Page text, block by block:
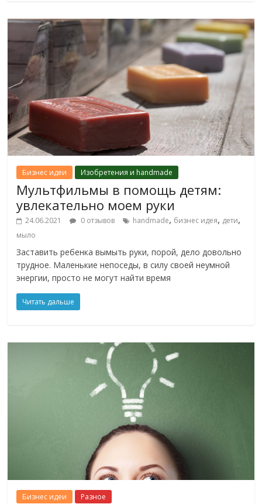
Бизнес идеи Изобретения и handmade
Мультфильмы в помощь детям:
увлекательно моем руки
24.06.2021 0 отзывов handmade, бизнес идея, дети,
мыло
Заставить ребенка вымыть руки, порой, дело довольно
трудное. Маленькие непоседы, в силу своей неумной
энергии, просто не могут найти время
Читать дальше
Бизнес идеи Разное